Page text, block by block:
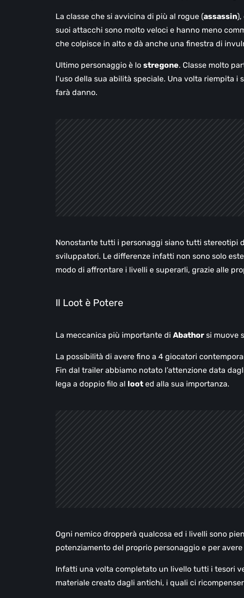
La classe che si avvicina di più al rogue (assassin),
suoi attacchi sono molto veloci e hanno meno
che colpisce in alto e dà anche una finestra di
Ultimo personaggio è lo stregone. Classe molto
l’uso della sua abilità speciale. Una volta riempita
farà danno.
Nonostante tutti i personaggi siano tutti stereotipi
sviluppatori. Le differenze infatti non sono solo
modo di affrontare i livelli e superarli, grazie alle
Il Loot è Potere
La meccanica più importante di Abathor si muove
La possibilità di avere fino a 4 giocatori
Fin dal trailer abbiamo notato l’attenzione data
lega a doppio filo al loot ed alla sua importanza.
Ogni nemico dropperà qualcosa ed i livelli sono
potenziamento del proprio personaggio e per
Infatti una volta completato un livello tutti i tesori
materiale creato dagli antichi, i quali ci